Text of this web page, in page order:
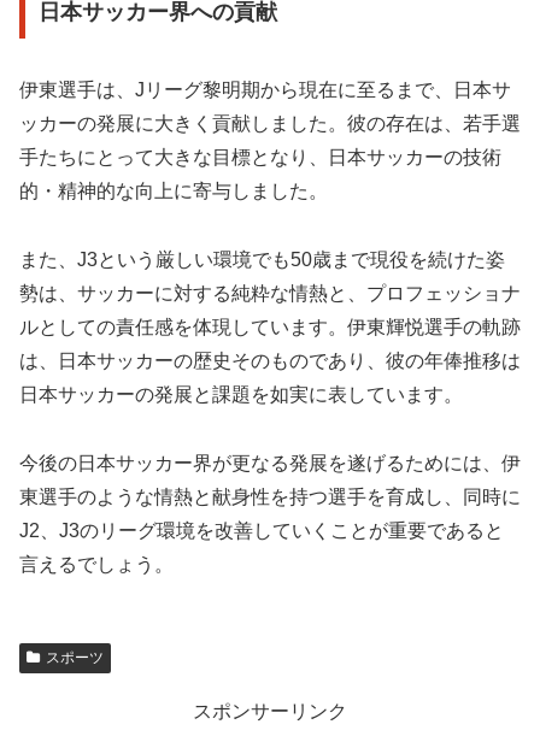
日本サッカー界への貢献
伊東選手は、Jリーグ黎明期から現在に至るまで、日本サ
ッカーの発展に大きく貢献しました。彼の存在は、若手選
手たちにとって大きな目標となり、日本サッカーの技術
的・精神的な向上に寄与しました。
また、J3という厳しい環境でも50歳まで現役を続けた姿
勢は、サッカーに対する純粋な情熱と、プロフェッショナ
ルとしての責任感を体現しています。伊東輝悦選手の軌跡
は、日本サッカーの歴史そのものであり、彼の年俸推移は
日本サッカーの発展と課題を如実に表しています。
今後の日本サッカー界が更なる発展を遂げるためには、伊
東選手のような情熱と献身性を持つ選手を育成し、同時に
J2、J3のリーグ環境を改善していくことが重要であると
言えるでしょう。
スポーツ
スポンサーリンク